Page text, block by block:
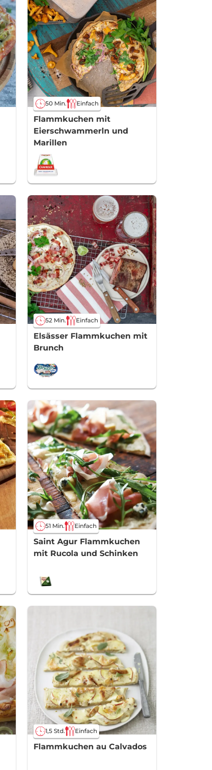
50 Min. Einfach
Flammkuchen mit
Eierschwammerln und
Marillen
52 Min. Einfach
Elsässer Flammkuchen mit
Brunch
51 Min. Einfach
Saint Agur Flammkuchen
mit Rucola und Schinken
1,5 Std. Einfach
Flammkuchen au Calvados